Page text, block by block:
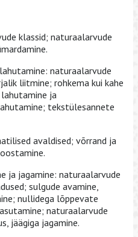
klassid; naturaalarvude
naturaalarvude
liitmine; rohkema kui kahe
ja
tekstülesannete
avaldised; võrrand ja
ja jagamine: naturaalarvude
sulgude avamine,
nullidega lõppevate
naturaalarvude
jäägiga jagamine.